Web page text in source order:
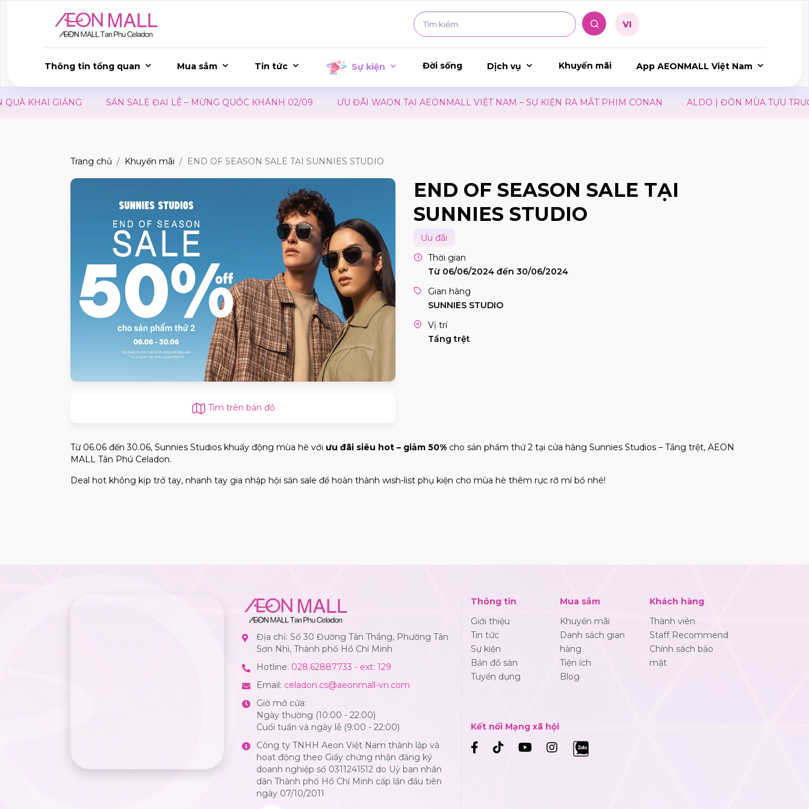
Thông tin tổng quan Mua sắm Tin tức Sự kiện Đời sống Dịch vụ Khuyến mãi App AEONMALL Việt Nam
KHAI GIẢNG SĂN SALE ĐẠI LỄ – MỪNG QUỐC KHÁNH 02/09 ƯU ĐÃI WAON TẠI AEONMALL VIỆT NAM – SỰ KIỆN RA MẮT PHIM CONAN ALDO | ĐÓN MÙA TỰU TRƯỜNG
Trang chủ Khuyến mãi END OF SEASON SALE TẠI SUNNIES STUDIO
Tìm trên bản đồ
END OF SEASON SALE TẠI
SUNNIES STUDIO
Ưu đãi
Thời gian
Từ 06/06/2024 đến 30/06/2024
Gian hàng
SUNNIES STUDIO
Vị trí
Tầng trệt
Từ 06.06 đến 30.06, Sunnies Studios khuấy động mùa hè với ưu đãi siêu hot – giảm 50% cho sản phẩm thứ 2 tại cửa hàng Sunnies Studios – Tầng trệt, AEON
MALL Tân Phú Celadon.
Deal hot không kịp trở tay, nhanh tay gia nhập hội săn sale để hoàn thành wish-list phụ kiện cho mùa hè thêm rực rỡ mí bồ nhé!
Địa chỉ: Số 30 Đường Tân Thắng, Phường Tân
Sơn Nhì, Thành phố Hồ Chí Minh
Hotline: 028.62887733 - ext: 129
Email: celadon.cs@aeonmall-vn.com
Giờ mở cửa:
Ngày thường (10:00 - 22:00)
Cuối tuần và ngày lễ (9:00 - 22:00)
Công ty TNHH Aeon Việt Nam thành lập và
hoạt động theo Giấy chứng nhận đăng ký
doanh nghiệp số 0311241512 do Uỷ ban nhân
dân Thành phố Hồ Chí Minh cấp lần đầu tiên
ngày 07/10/2011
Thông tin
Giới thiệu
Tin tức
Sự kiện
Bản đồ sàn
Tuyển dụng
Mua sắm
Khuyến mãi
Danh sách gian
hàng
Tiện ích
Blog
Khách hàng
Thành viên
Staff Recommend
Chính sách bảo
mật
Kết nối Mạng xã hội